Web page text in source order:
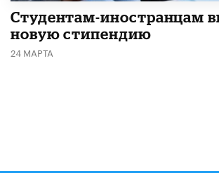
Студентам-иностранцам
новую стипендию
24 МАРТА